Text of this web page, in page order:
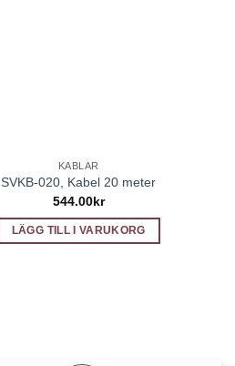
KABLAR
SVKB-020, Kabel 20 meter
544.00kr
LÄGG TILL I VARUKORG